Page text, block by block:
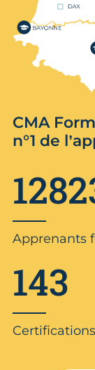
CMA
n°1 de
Apprenants
143